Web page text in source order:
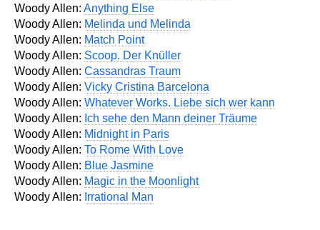
Woody Allen: Anything Else
Woody Allen: Melinda und Melinda
Woody Allen: Match Point
Woody Allen: Scoop. Der Knüller
Woody Allen: Cassandras Traum
Woody Allen: Vicky Cristina Barcelona
Woody Allen: Whatever Works. Liebe sich wer kann
Woody Allen: Ich sehe den Mann deiner Träume
Woody Allen: Midnight in Paris
Woody Allen: To Rome With Love
Woody Allen: Blue Jasmine
Woody Allen: Magic in the Moonlight
Woody Allen: Irrational Man